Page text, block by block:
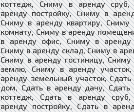
коттедж, Сниму в аренду
аренду постройку, Сниму в
Сниму в аренду квартиру, Сниму
комнату, Сниму в аренду
в аренду офис, Сниму в аренду
Сниму в аренду склад, Сниму в
Сниму в аренду гостиницу,
землю, Сниму в аренду
аренду земельный участок,
дом, Сдать в аренду дачу, Сдать
коттедж, Сдать в аренду
аренду постройку, Сдать в